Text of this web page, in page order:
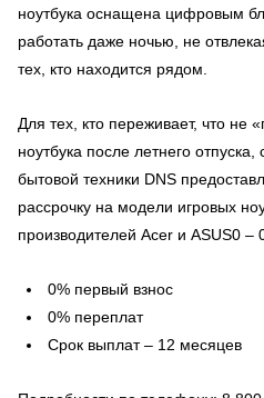
ноутбука оснащена цифровым
работать даже ночью, не
тех, кто находится рядом.
Для тех, кто переживает, что не
ноутбука после летнего
бытовой техники DNS
рассрочку на модели игровых
производителей Acer и ASUS0 –
0% первый взнос
0% переплат
Срок выплат – 12 месяцев